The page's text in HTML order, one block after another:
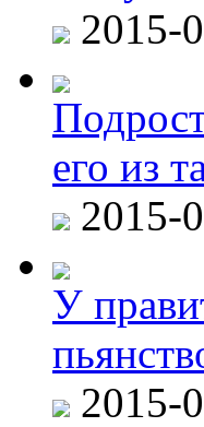
2015-
его из
2015-
У
2015-